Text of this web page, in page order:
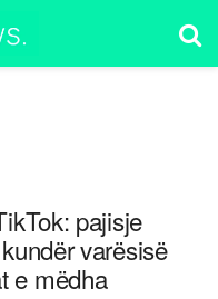
pajisje
varësisë
e mëdha